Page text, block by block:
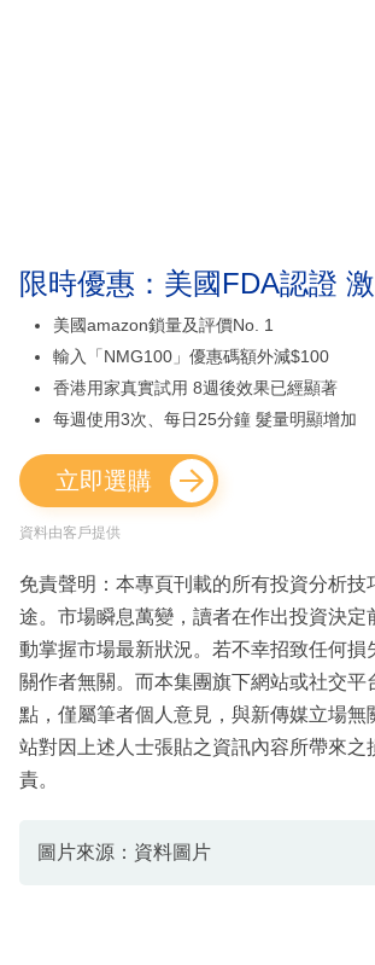
限時優惠：美國FDA認證
美國amazon鎖量及評價No. 1
輸入「NMG100」優惠碼額外減$100
香港用家真實試用 8週後效果已經顯著
每週使用3次、每日25分鐘 髮量明顯增加
立即選購
資料由客戶提供
免責聲明：本專頁刊載的所有投資分析技
途。市場瞬息萬變，讀者在作出投資決定
動掌握市場最新狀況。若不幸招致任何損
關作者無關。而本集團旗下網站或社交平
點，僅屬筆者個人意見，與新傳媒立場無
站對因上述人士張貼之資訊內容所帶來之
責。
圖片來源：資料圖片